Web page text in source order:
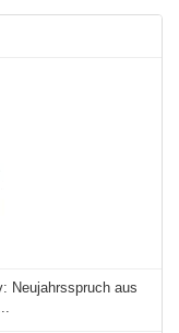
Neujahrsspruch aus